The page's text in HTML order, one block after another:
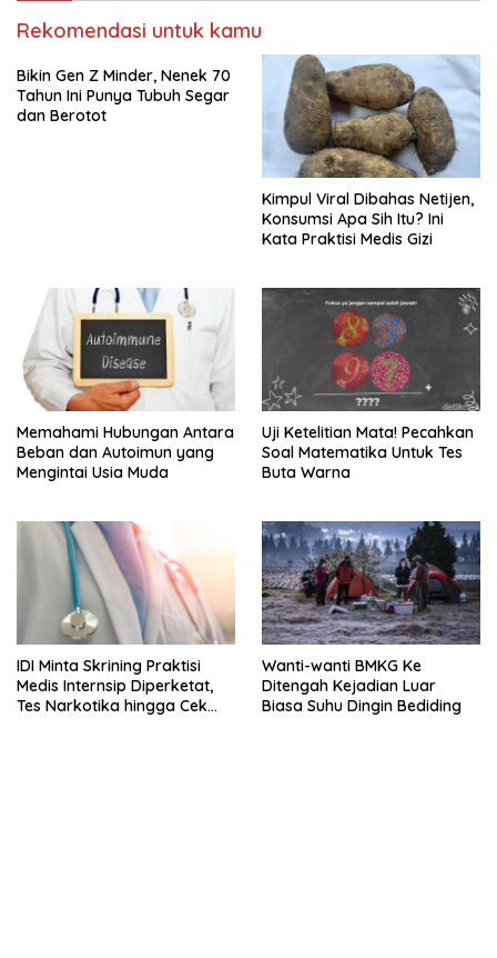
Rekomendasi untuk kamu
Bikin Gen Z Minder, Nenek 70
Tahun Ini Punya Tubuh Segar
dan Berotot
Kimpul Viral Dibahas Netijen,
Konsumsi Apa Sih Itu? Ini
Kata Praktisi Medis Gizi
Memahami Hubungan Antara
Beban dan Autoimun yang
Mengintai Usia Muda
Uji Ketelitian Mata! Pecahkan
Soal Matematika Untuk Tes
Buta Warna
IDI Minta Skrining Praktisi
Medis Internsip Diperketat,
Tes Narkotika hingga Cek
Wanti-wanti BMKG Ke
Ditengah Kejadian Luar
Biasa Suhu Dingin Bediding